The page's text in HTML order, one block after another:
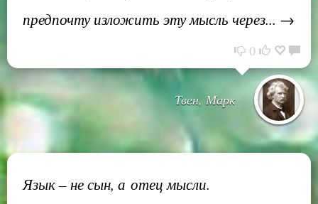
предпочту изложить эту мысль через... →
0
Твен, Марк
Язык – не сын, а отец мысли.